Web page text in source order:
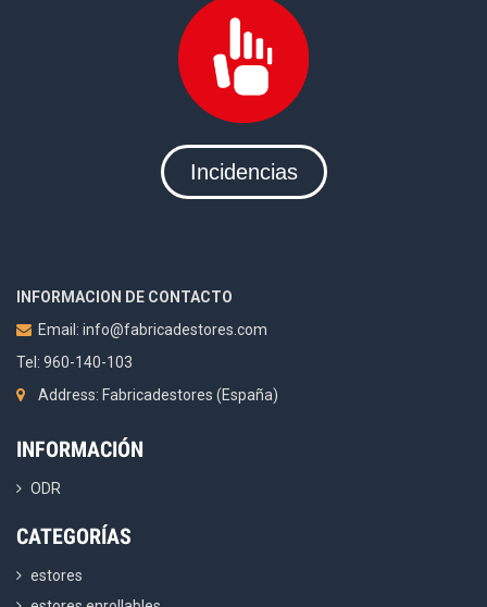
Incidencias
INFORMACION DE CONTACTO
Email: info@fabricadestores.com
Tel: 960-140-103
Address: Fabricadestores (España)
INFORMACIÓN
ODR
CATEGORÍAS
estores